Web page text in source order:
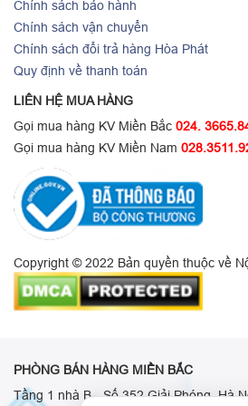
Chính sách bảo hành
Chính sách vận chuyển
Chính sách đổi trả hàng Hòa Phát
Quy định về thanh toán
LIÊN HỆ MUA HÀNG
Gọi mua hàng KV Miền Bắc 024.
Gọi mua hàng KV Miền Nam
Copyright © 2022 Bản quyền thuộc về
PHÒNG BÁN HÀNG MIỀN BẮC
Tầng 1 nhà B - Số 352 Giải Phóng, Hà